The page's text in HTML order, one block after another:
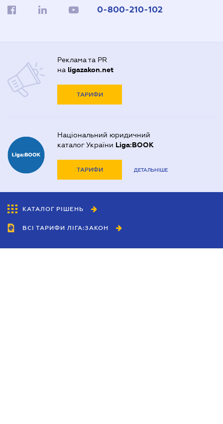
0-800-210-102
Реклама та PR
на ligazakon.net
ТАРИФИ
Національний юридичний
каталог України Liga:BOOK
ТАРИФИ ДЕТАЛЬНІШЕ
КАТАЛОГ РІШЕНЬ
ВСІ ТАРИФИ ЛІГА:ЗАКОН